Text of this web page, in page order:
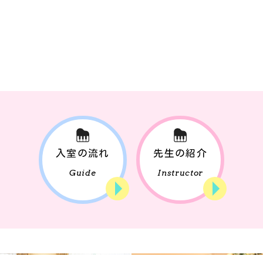
入室の流れ
Guide
先生の紹介
Instructor